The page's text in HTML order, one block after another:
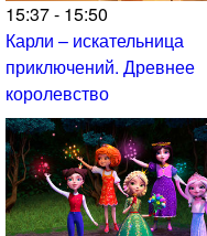
15:37 - 15:50
Карли – искательница
приключений. Древнее
королевство